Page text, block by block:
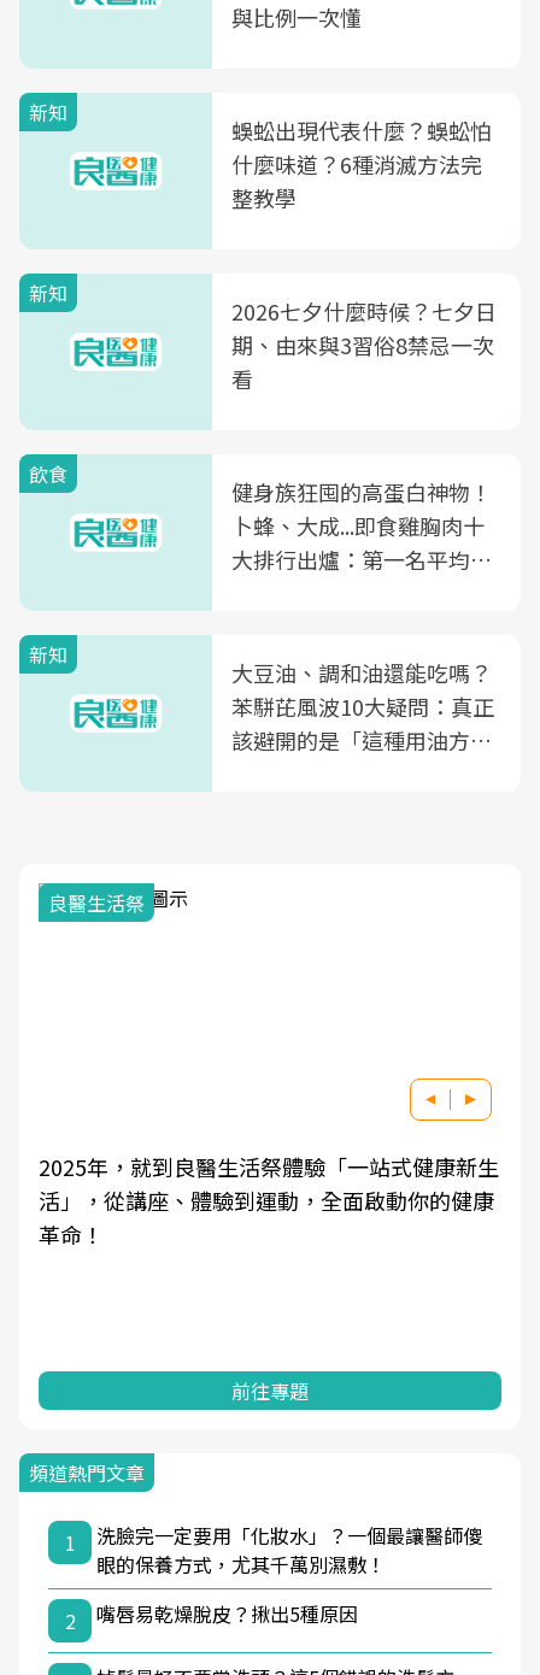
與比例一次懂
新知
蜈蚣出現代表什麼？蜈蚣怕
什麼味道？6種消滅方法完
整教學
新知
2026七夕什麼時候？七夕日
期、由來與3習俗8禁忌一次
看
飲食
健身族狂囤的高蛋白神物！
卜蜂、大成...即食雞胸肉十
大排行出爐：第一名平均一
新知
大豆油、調和油還能吃嗎？
苯駢芘風波10大疑問：真正
該避開的是「這種用油方
良醫生活祭
2025年，就到良醫生活祭體驗「一站式健康新生
活」，從講座、體驗到運動，全面啟動你的健康
革命！
前往專題
頻道熱門文章
1
洗臉完一定要用「化妝水」？一個最讓醫師傻
眼的保養方式，尤其千萬別濕敷！
2
嘴唇易乾燥脫皮？揪出5種原因